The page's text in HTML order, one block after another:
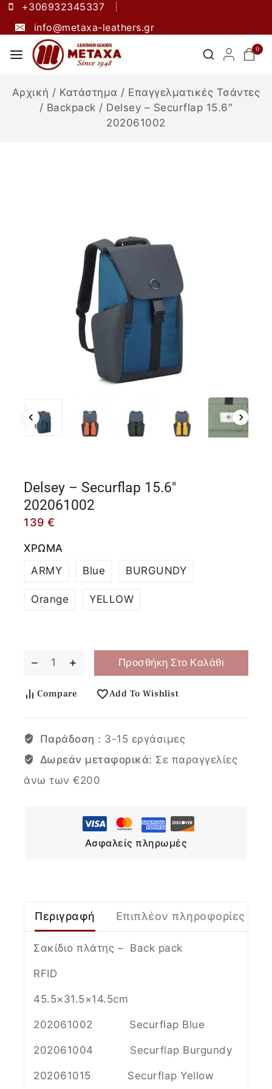
+306932345337
info@metaxa-leathers.gr
0
Αρχική / Κατάστημα / Επαγγελματικές Τσάντες
/ Backpack / Delsey – Securflap 15.6″
202061002
Delsey – Securflap 15.6″
202061002
139 €
ΧΡΩΜΑ
ARMY
Blue BURGUNDY
Orange YELLOW
Προσθήκη Στο Καλάθι
Compare Add To Wishlist
Παράδοση : 3-15 εργάσιμες
Δωρεάν μεταφορικά: Σε παραγγελίες
άνω των €200
Ασφαλείς πληρωμές
Περιγραφή Επιπλέον πληροφορίες
Σακίδιο πλάτης – Βack pack
RFID
45.5×31.5×14.5cm
202061002 Securflap Blue
202061004 Securflap Burgundy
202061015 Securflap Yellow